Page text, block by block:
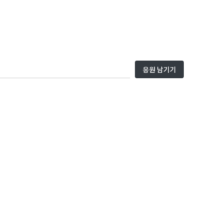
응원 남기기